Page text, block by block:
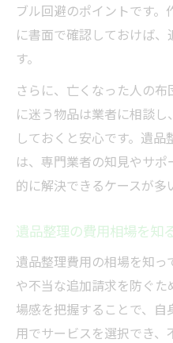
ブル回避のポイントです
に書面で確認しておけば
す。
さらに、亡くなった人の
に迷う物品は業者に相談
しておくと安心です。遺
は、専門業者の知見やサ
的に解決できるケースが多
遺品整理の費用相場を知
遺品整理費用の相場を知
や不当な追加請求を防ぐ
場感を把握することで、
用でサービスを選択でき